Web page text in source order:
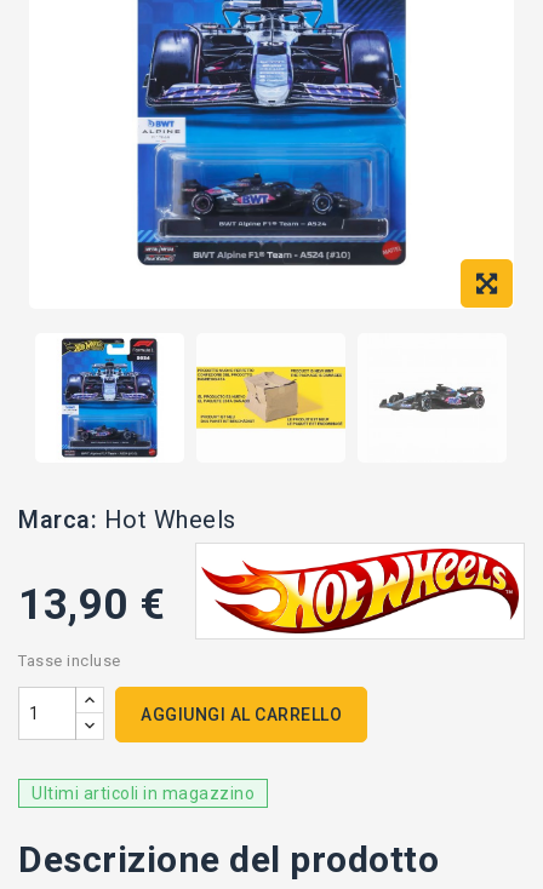
Marca: Hot Wheels
13,90 €
Tasse incluse
AGGIUNGI AL CARRELLO
Ultimi articoli in magazzino
Descrizione del prodotto